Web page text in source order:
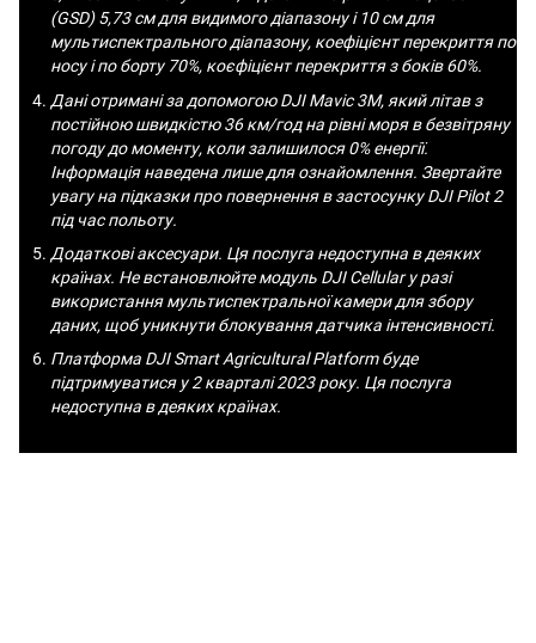
(GSD) 5,73 см для видимого діапазону і 10 см для
мультиспектрального діапазону, коефіцієнт перекриття по
носу і по борту 70%, коєфіцієнт перекриття з боків 60%.
Дані отримані за допомогою DJI Mavic 3M, який літав з
постійною швидкістю 36 км/год на рівні моря в безвітряну
погоду до моменту, коли залишилося 0% енергії.
Інформація наведена лише для ознайомлення. Звертайте
увагу на підказки про повернення в застосунку DJI Pilot 2
під час польоту.
Додаткові аксесуари. Ця послуга недоступна в деяких
країнах. Не встановлюйте модуль DJI Cellular у разі
використання мультиспектральної камери для збору
даних, щоб уникнути блокування датчика інтенсивності.
Платформа DJI Smart Agricultural Platform буде
підтримуватися у 2 кварталі 2023 року. Ця послуга
недоступна в деяких країнах.